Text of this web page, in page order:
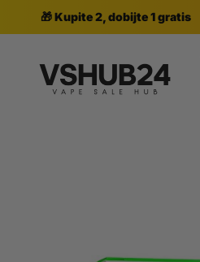
🎁 Kupite 2, dobijte 1 gratis